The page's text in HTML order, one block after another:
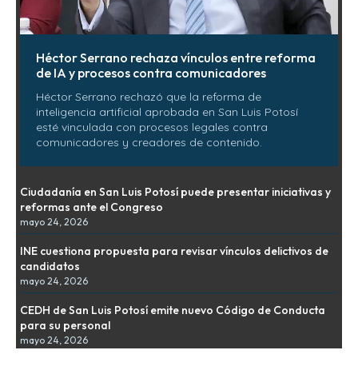
Héctor Serrano rechaza vínculos entre reforma
de IA y procesos contra comunicadores
Héctor Serrano rechazó que la reforma de
inteligencia artificial aprobada en San Luis Potosí
esté vinculada con procesos legales contra
comunicadores y creadores de contenido.
Ciudadanía en San Luis Potosí puede presentar iniciativas y
reformas ante el Congreso
mayo 24, 2026
INE cuestiona propuesta para revisar vínculos delictivos de
candidatos
mayo 24, 2026
CEDH de San Luis Potosí emite nuevo Código de Conducta
para su personal
mayo 24, 2026